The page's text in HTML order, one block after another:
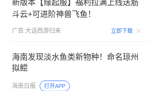
新版本【缘起服】福利拉满上线送筋
斗云+可进阶神兽飞鱼！
广告 大话西游归来 立即下载
海南发现淡水鱼类新物种！命名琼州
拟鲿
海南日报 打开APP